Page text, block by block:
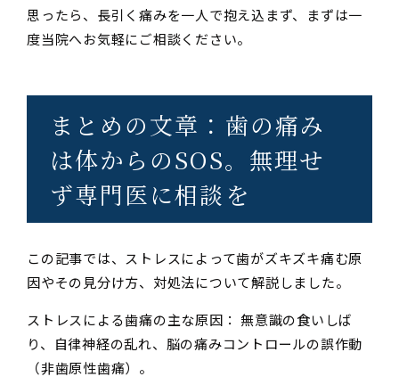
思ったら、長引く痛みを一人で抱え込まず、まずは一
度当院へお気軽にご相談ください。
まとめの文章：歯の痛み
は体からのSOS。無理せ
ず専門医に相談を
この記事では、ストレスによって歯がズキズキ痛む原
因やその見分け方、対処法について解説しました。
ストレスによる歯痛の主な原因： 無意識の食いしば
り、自律神経の乱れ、脳の痛みコントロールの誤作動
（非歯原性歯痛）。